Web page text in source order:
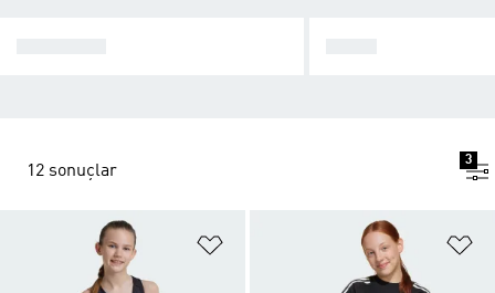
12 sonuçlar
3
Favori Listesine Ekle